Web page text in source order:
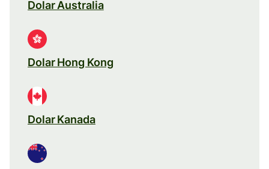
Dolar Australia
Dolar Hong Kong
Dolar Kanada